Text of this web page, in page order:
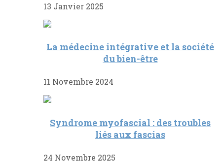
13 Janvier 2025
La médecine intégrative et la société
du bien-être
11 Novembre 2024
Syndrome myofascial : des troubles
liés aux fascias
24 Novembre 2025